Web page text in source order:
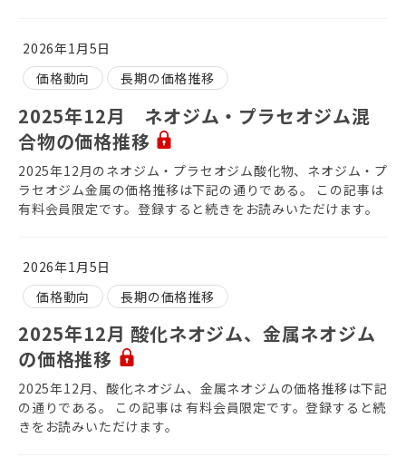
2026年1月5日
価格動向
長期の価格推移
2025年12月 ネオジム・プラセオジム混
合物の価格推移
2025年12月のネオジム・プラセオジム酸化物、ネオジム・プ
ラセオジム金属の価格推移は下記の通りである。 この記事は
有料会員限定です。登録すると続きをお読みいただけます。
2026年1月5日
価格動向
長期の価格推移
2025年12月 酸化ネオジム、金属ネオジム
の価格推移
2025年12月、酸化ネオジム、金属ネオジムの価格推移は下記
の通りである。 この記事は 有料会員限定です。登録すると続
きをお読みいただけます。